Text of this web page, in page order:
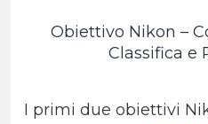
Obiettivo Nikon –
Classifica e
I primi due obiettivi